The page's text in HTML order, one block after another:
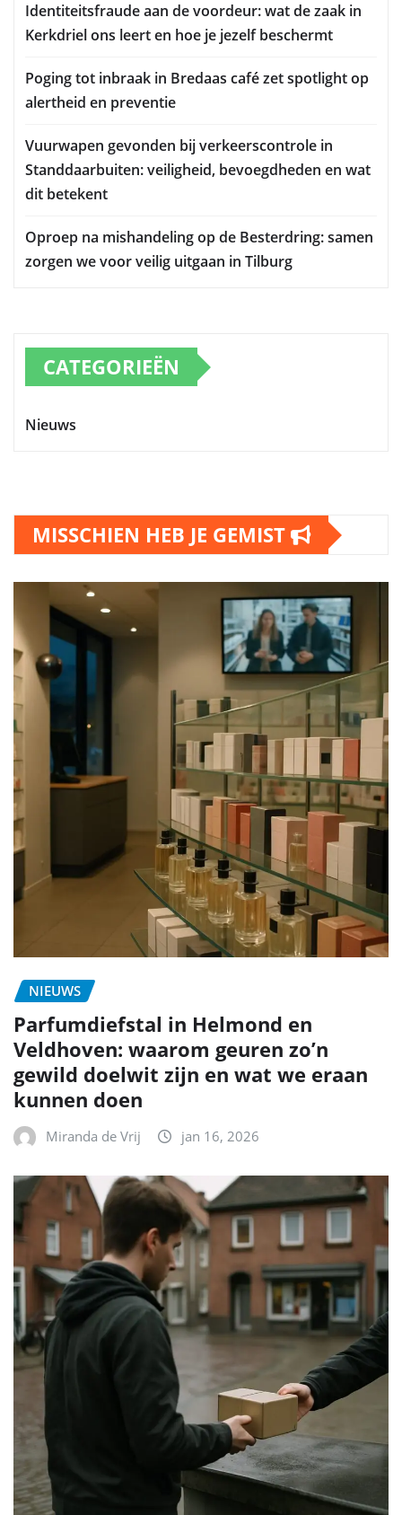
Identiteitsfraude aan de voordeur: wat de zaak in
Kerkdriel ons leert en hoe je jezelf beschermt
Poging tot inbraak in Bredaas café zet spotlight op
alertheid en preventie
Vuurwapen gevonden bij verkeerscontrole in
Standdaarbuiten: veiligheid, bevoegdheden en wat
dit betekent
Oproep na mishandeling op de Besterdring: samen
zorgen we voor veilig uitgaan in Tilburg
CATEGORIEËN
Nieuws
MISSCHIEN HEB JE GEMIST
NIEUWS
Parfumdiefstal in Helmond en
Veldhoven: waarom geuren zo’n
gewild doelwit zijn en wat we eraan
kunnen doen
Miranda de Vrij jan 16, 2026